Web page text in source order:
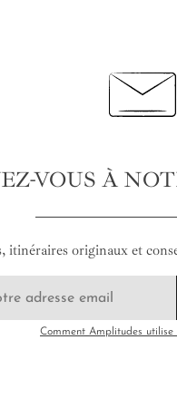
VOUS À
itinéraires originaux et
Comment Amplitudes utilise